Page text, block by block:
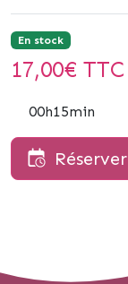
En stock
17,00€ TTC
00h15min
Réserver